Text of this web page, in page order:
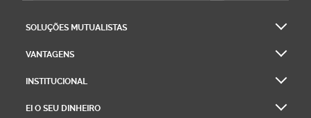
SOLUÇÕES MUTUALISTAS
VANTAGENS
INSTITUCIONAL
EI O SEU DINHEIRO